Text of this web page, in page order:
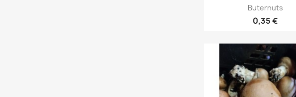
Aperçu rapide
Buternuts
0,35 €